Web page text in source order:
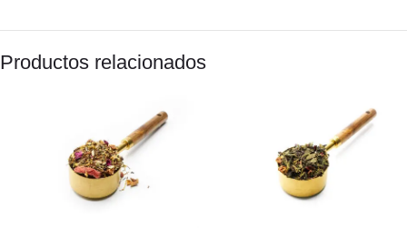
Productos relacionados